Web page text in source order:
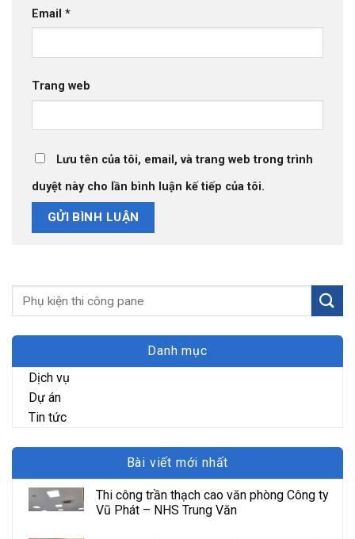
Email *
Trang web
Lưu tên của tôi, email, và trang web trong trình
duyệt này cho lần bình luận kế tiếp của tôi.
Danh mục
Dịch vụ
Dự án
Tin tức
Bài viết mới nhất
Thi công trần thạch cao văn phòng Công ty
Vũ Phát – NHS Trung Văn